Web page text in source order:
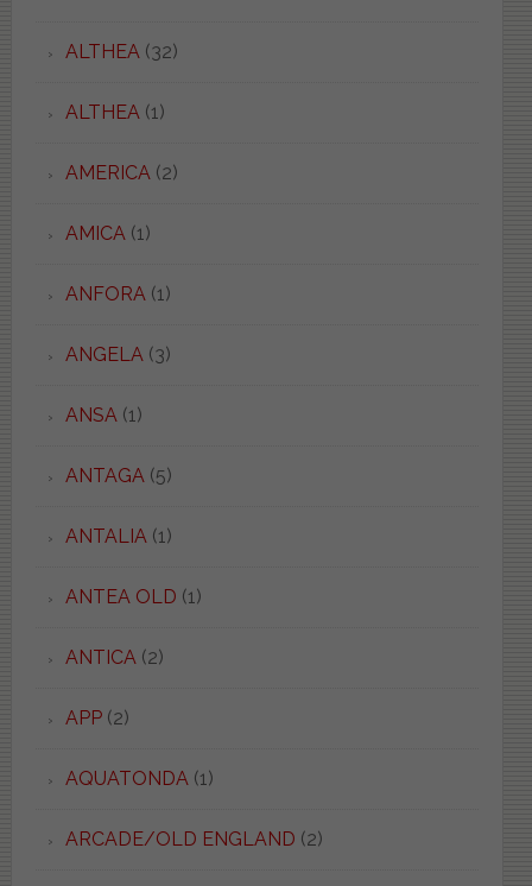
ALTHEA (32)
ALTHEA (1)
AMERICA (2)
AMICA (1)
ANFORA (1)
ANGELA (3)
ANSA (1)
ANTAGA (5)
ANTALIA (1)
ANTEA OLD (1)
ANTICA (2)
APP(2)
AQUATONDA (1)
ARCADE/OLD ENGLAND (2)